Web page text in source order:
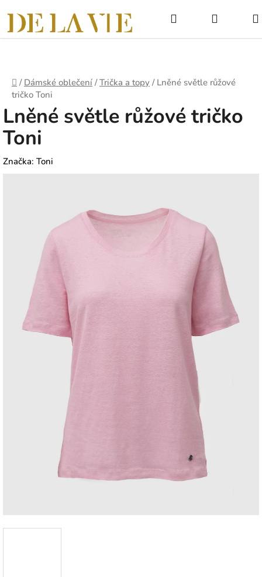
na
obsah
NÁKUPNÍ
KOŠÍK
Domů
/ Dámské oblečení / Trička a topy / Lněné světle růžové
tričko Toni
Lněné světle růžové tričko
Toni
Značka: Toni